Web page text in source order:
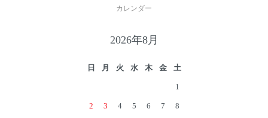
カレンダー
2026年8月
日 月 火 水 木 金 土
1
2 3 4 5 6 7 8